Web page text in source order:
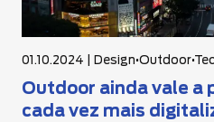
01.10.2024 | Design•Outdoor•
Outdoor ainda vale a
cada vez mais